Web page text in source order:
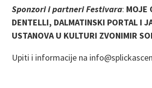
Sponzori i partneri Festivara: MOJE
DENTELLI, DALMATINSKI PORTAL I
USTANOVA U KULTURI ZVONIMIR
Upiti i informacije na